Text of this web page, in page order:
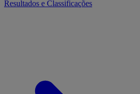
Resultados e Classificações